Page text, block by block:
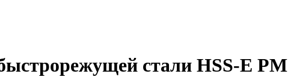
стали HSS-E PM